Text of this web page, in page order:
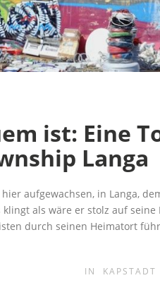
ist: Eine
Langa
aufgewachsen, in Langa,
als wäre er stolz auf
durch seinen Heimatort
IN KAPSTADT